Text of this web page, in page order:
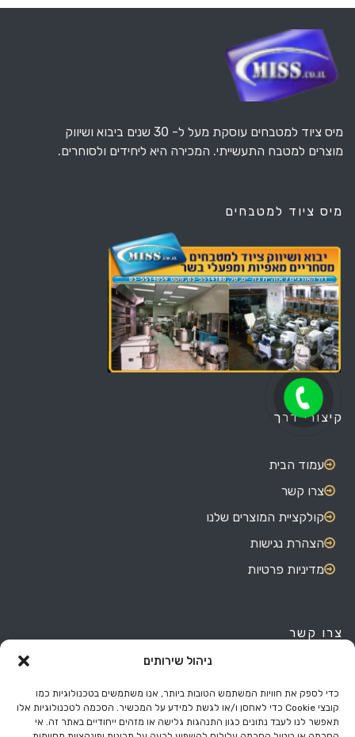
ניהול שירותים
כדי לספק את חוויות המשתמש הטובות ביותר, אנו משתמשים בטכנולוגיות כמו
קובצי Cookie כדי לאחסן ו/או לגשת למידע על המכשיר. הסכמה לטכנולוגיות אלו
תאפשר לנו לעבד נתונים כגון התנהגות גלישה או מזהים ייחודיים באתר זה. אי
מיס ציוד למטבחים עוסקת מעל ל- 30 שנים ביבוא ושיווק
מוצרים למטבח התעשייתי. המכירה היא ליחידים ולסוחרים.
מיס ציוד למטבחים
קיצורי דרך
עמוד הבית
צרו קשר
קולקציית המוצרים שלנו
הצהרת נגישות
מדיניות פרטיות
צרו קשר
03-551-4180
050-577-5094